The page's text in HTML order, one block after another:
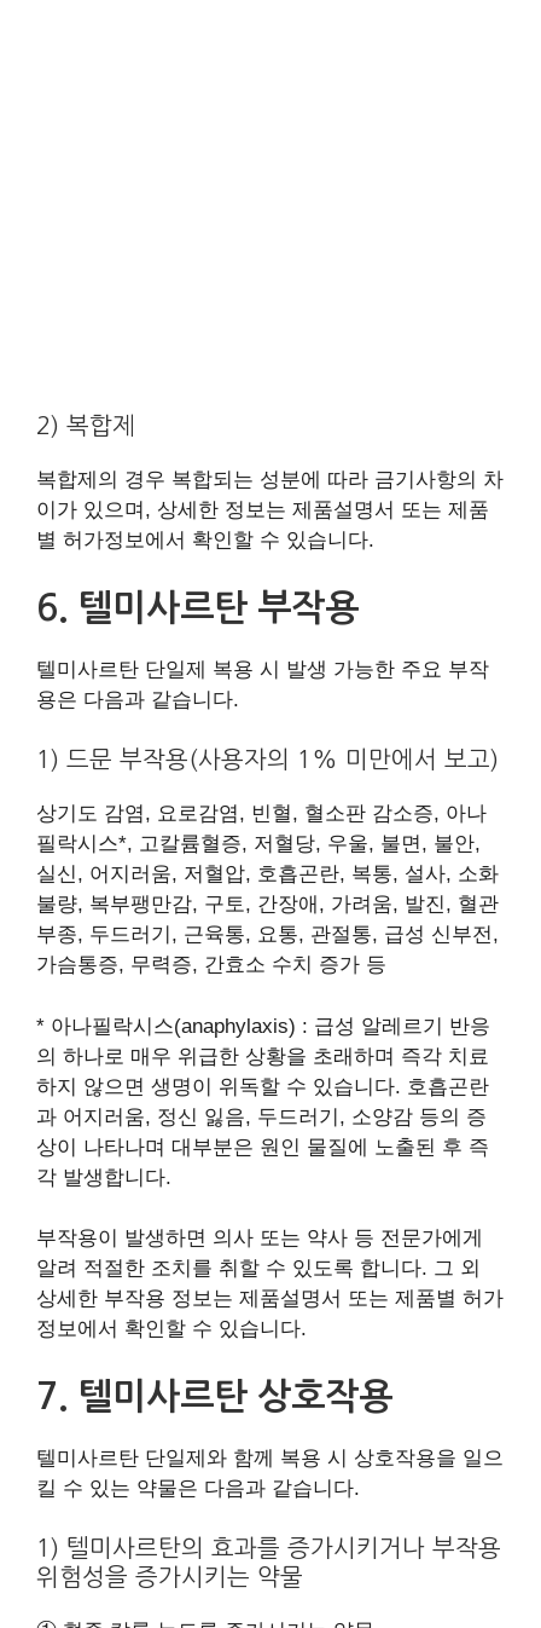
2) 복합제
복합제의 경우 복합되는 성분에 따라 금기사항의 차
이가 있으며, 상세한 정보는 제품설명서 또는 제품
별 허가정보에서 확인할 수 있습니다.
6. 텔미사르탄 부작용
텔미사르탄 단일제 복용 시 발생 가능한 주요 부작
용은 다음과 같습니다.
1) 드문 부작용(사용자의 1% 미만에서 보고)
상기도 감염, 요로감염, 빈혈, 혈소판 감소증, 아나
필락시스*, 고칼륨혈증, 저혈당, 우울, 불면, 불안,
실신, 어지러움, 저혈압, 호흡곤란, 복통, 설사, 소화
불량, 복부팽만감, 구토, 간장애, 가려움, 발진, 혈관
부종, 두드러기, 근육통, 요통, 관절통, 급성 신부전,
가슴통증, 무력증, 간효소 수치 증가 등
* 아나필락시스(anaphylaxis) : 급성 알레르기 반응
의 하나로 매우 위급한 상황을 초래하며 즉각 치료
하지 않으면 생명이 위독할 수 있습니다. 호흡곤란
과 어지러움, 정신 잃음, 두드러기, 소양감 등의 증
상이 나타나며 대부분은 원인 물질에 노출된 후 즉
각 발생합니다.
부작용이 발생하면 의사 또는 약사 등 전문가에게
알려 적절한 조치를 취할 수 있도록 합니다. 그 외
상세한 부작용 정보는 제품설명서 또는 제품별 허가
정보에서 확인할 수 있습니다.
7. 텔미사르탄 상호작용
텔미사르탄 단일제와 함께 복용 시 상호작용을 일으
킬 수 있는 약물은 다음과 같습니다.
1) 텔미사르탄의 효과를 증가시키거나 부작용
위험성을 증가시키는 약물